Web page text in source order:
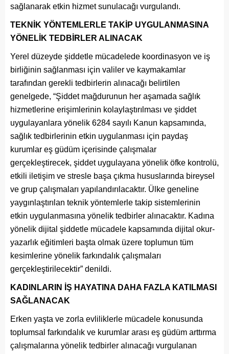
sağlanarak etkin hizmet sunulacağı vurgulandı.
TEKNİK YÖNTEMLERLE TAKİP UYGULANMASINA
YÖNELİK TEDBİRLER ALINACAK
Yerel düzeyde şiddetle mücadelede koordinasyon ve iş
birliğinin sağlanması için valiler ve kaymakamlar
tarafından gerekli tedbirlerin alınacağı belirtilen
genelgede, “Şiddet mağdurunun her aşamada sağlık
hizmetlerine erişimlerinin kolaylaştırılması ve şiddet
uygulayanlara yönelik 6284 sayılı Kanun kapsamında,
sağlık tedbirlerinin etkin uygulanması için paydaş
kurumlar eş güdüm içerisinde çalışmalar
gerçekleştirecek, şiddet uygulayana yönelik öfke kontrolü,
etkili iletişim ve stresle başa çıkma hususlarında bireysel
ve grup çalışmaları yapılandırılacaktır. Ülke geneline
yaygınlaştırılan teknik yöntemlerle takip sistemlerinin
etkin uygulanmasına yönelik tedbirler alınacaktır. Kadına
yönelik dijital şiddetle mücadele kapsamında dijital okur-
yazarlık eğitimleri başta olmak üzere toplumun tüm
kesimlerine yönelik farkındalık çalışmaları
gerçekleştirilecektir” denildi.
KADINLARIN İŞ HAYATINA DAHA FAZLA KATILMASI
SAĞLANACAK
Erken yaşta ve zorla evliliklerle mücadele konusunda
toplumsal farkındalık ve kurumlar arası eş güdüm arttırma
çalışmalarına yönelik tedbirler alınacağı vurgulanan